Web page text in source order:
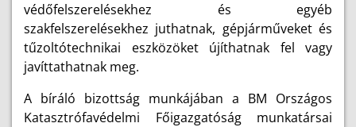
védőfelszerelésekhez és egyéb
szakfelszerelésekhez juthatnak, gépjárműveket és
tűzoltótechnikai eszközöket újíthatnak fel vagy
javíttathatnak meg.
A bíráló bizottság munkájában a BM Országos
Katasztrófavédelmi Főigazgatóság munkatársai